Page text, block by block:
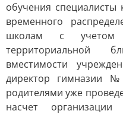
обучения специалисты
временного
школам с учетом
территориальной
вместимости
директор гимназии
родителями уже
насчет